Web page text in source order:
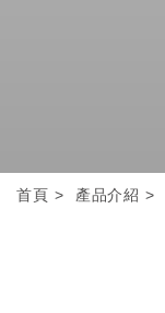
首頁 產品介紹